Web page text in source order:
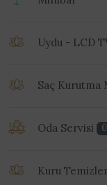
Uydu - LCD
Saç Kurutma
Oda Servisi
Kuru